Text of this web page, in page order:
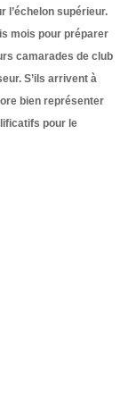
l’échelon supérieur.
mois pour préparer
camarades de club
S’ils arrivent à
bien représenter
pour le